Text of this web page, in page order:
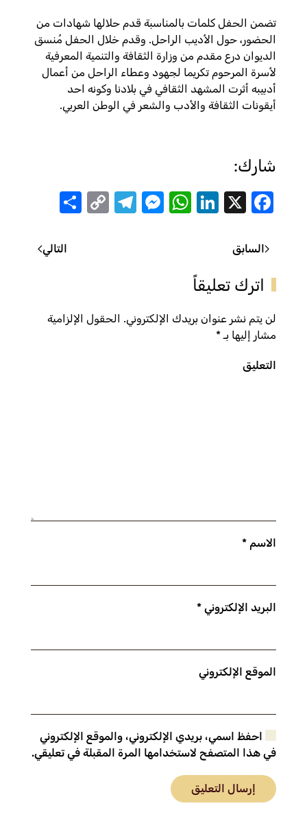
تضمن الحفل كلمات بالمناسبة قدم حلالها شهادات من
الحضور، حول الأديب الراحل. وقدم خلال الحفل مُنسق
الديوان درع مقدم من وزارة الثقافة والتنمية المعرفية
لأسرة المرحوم تكريما لجهود وعطاء الراحل من أعمال
أدبيبه أثرت المشهد الثقافي في بلادنا وكونه احد
أيقونات الثقافة والأدب والشعر في الوطن العربي.
شارك:
Facebook
X
LinkedIn
WhatsApp
Messenger
Telegram
Copy
السابق التالي
اترك تعليقاً
لن يتم نشر عنوان بريدك الإلكتروني. الحقول الإلزامية
مشار إليها بـ*
التعليق
الاسم *
البريد الإلكتروني *
الموقع الإلكتروني
احفظ اسمي، بريدي الإلكتروني، والموقع الإلكتروني
في هذا المتصفح لاستخدامها المرة المقبلة في تعليقي.
إرسال التعليق